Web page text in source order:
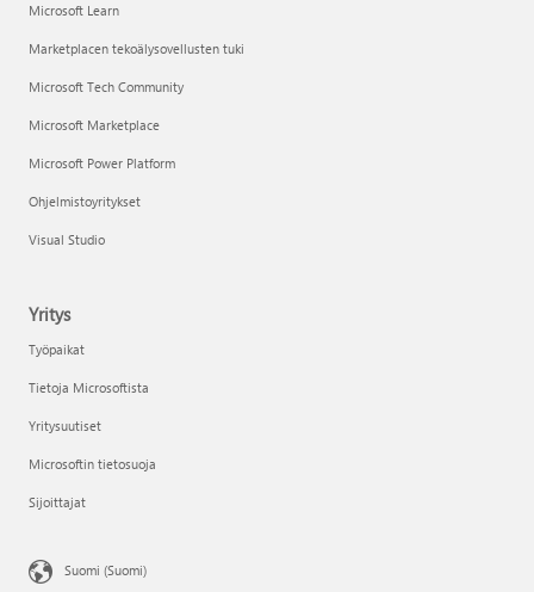
Microsoft Learn
Marketplacen tekoälysovellusten tuki
Microsoft Tech Community
Microsoft Marketplace
Microsoft Power Platform
Ohjelmistoyritykset
Visual Studio
Yritys
Työpaikat
Tietoja Microsoftista
Yritysuutiset
Microsoftin tietosuoja
Sijoittajat
Suomi (Suomi)